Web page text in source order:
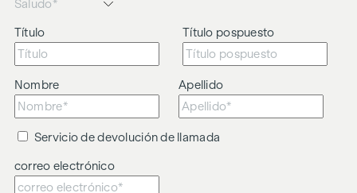
Título Título pospuesto
Nombre Apellido
Servicio de devolución de llamada
correo electrónico